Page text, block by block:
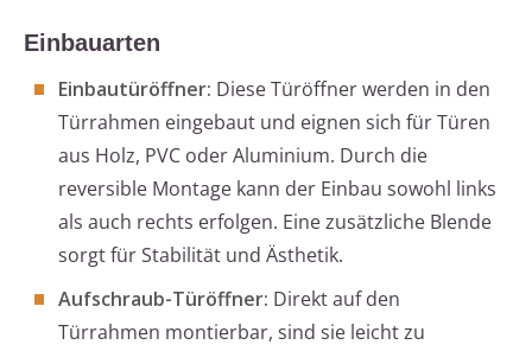
Einbauarten
Einbautüröffner: Diese Türöffner werden in den
Türrahmen eingebaut und eignen sich für Türen
aus Holz, PVC oder Aluminium. Durch die
reversible Montage kann der Einbau sowohl links
als auch rechts erfolgen. Eine zusätzliche Blende
sorgt für Stabilität und Ästhetik.
Aufschraub-Türöffner: Direkt auf den
Türrahmen montierbar, sind sie leicht zu